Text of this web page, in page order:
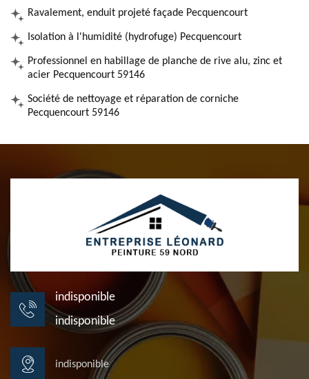
Ravalement, enduit projeté façade Pecquencourt
Isolation à l'humidité (hydrofuge) Pecquencourt
Professionnel en habillage de planche de rive alu, zinc et
acier Pecquencourt 59146
Société de nettoyage et réparation de corniche
Pecquencourt 59146
indisponible
indisponible
indisponible